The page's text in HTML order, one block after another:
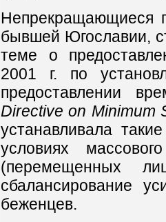
Непрекращающиеся
бывшей Югославии,
теме о
2001 г. по
предоставлении
Directive on Minimum
устанавливала
условиях
(перемещенных
сбалансирование
беженцев.